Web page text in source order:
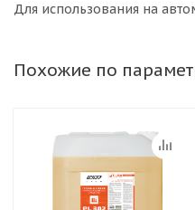
Для использования на
Похожие по